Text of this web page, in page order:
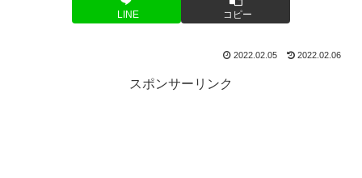
LINE コピー
2022.02.05 2022.02.06
スポンサーリンク